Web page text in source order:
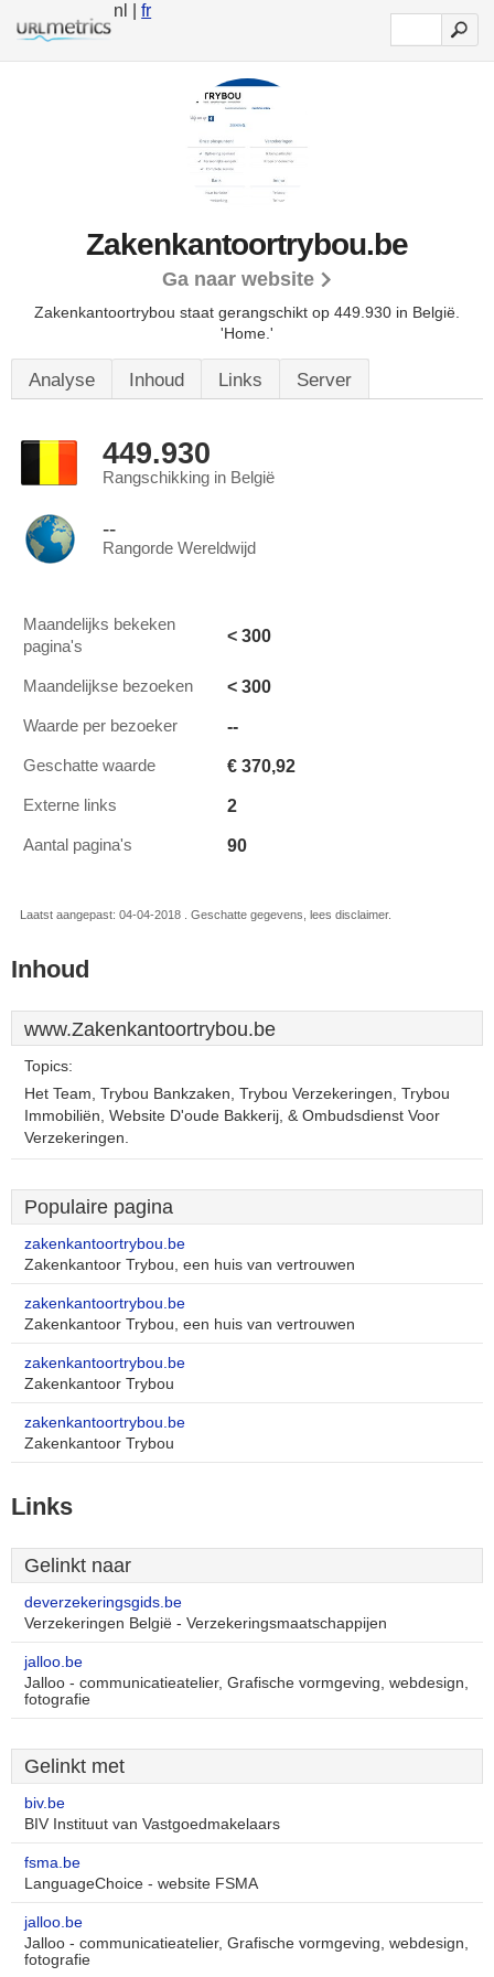
nl |fr
Zakenkantoortrybou.be
Ga naar website
Zakenkantoortrybou staat gerangschikt op 449.930 in België.
'Home.'
Analyse Inhoud Links Server
449.930
Rangschikking in België
--
Rangorde Wereldwijd
Maandelijks bekeken
pagina's
< 300
Maandelijkse bezoeken < 300
Waarde per bezoeker --
Geschatte waarde € 370,92
Externe links 2
Aantal pagina's 90
Laatst aangepast: 04-04-2018 . Geschatte gegevens, lees disclaimer.
Inhoud
www.Zakenkantoortrybou.be
Topics:
Het Team, Trybou Bankzaken, Trybou Verzekeringen, Trybou
Immobiliën, Website D'oude Bakkerij, & Ombudsdienst Voor
Verzekeringen.
Populaire pagina
zakenkantoortrybou.be
Zakenkantoor Trybou, een huis van vertrouwen
zakenkantoortrybou.be
Zakenkantoor Trybou, een huis van vertrouwen
zakenkantoortrybou.be
Zakenkantoor Trybou
zakenkantoortrybou.be
Zakenkantoor Trybou
Links
Gelinkt naar
deverzekeringsgids.be
Verzekeringen België - Verzekeringsmaatschappijen
jalloo.be
Jalloo - communicatieatelier, Grafische vormgeving, webdesign,
fotografie
Gelinkt met
biv.be
BIV Instituut van Vastgoedmakelaars
fsma.be
LanguageChoice - website FSMA
jalloo.be
Jalloo - communicatieatelier, Grafische vormgeving, webdesign,
fotografie